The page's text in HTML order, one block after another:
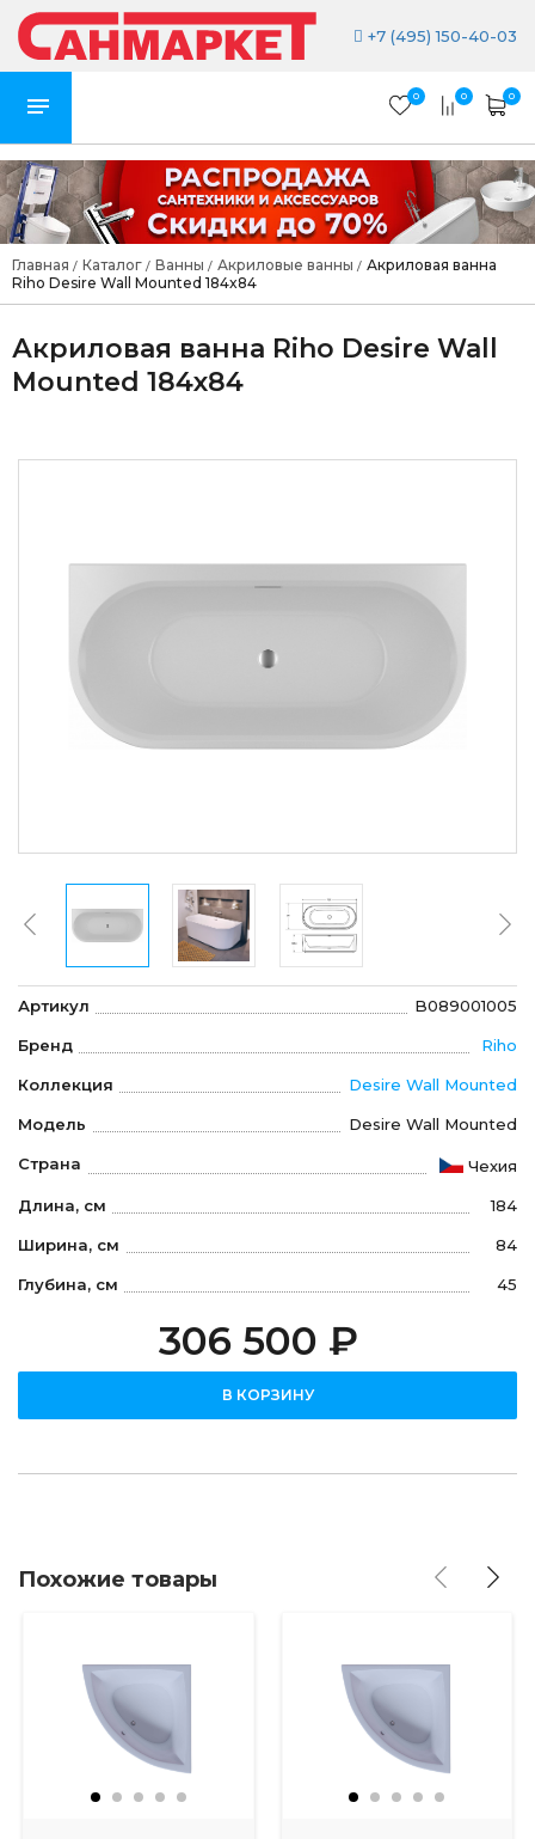
+7 (495) 150-40-03
0 0 0
Главная / Каталог / Ванны / Акриловые ванны / Акриловая ванна
Riho Desire Wall Mounted 184x84
Акриловая ванна Riho Desire Wall
Mounted 184x84
Артикул B089001005
Бренд Riho
Коллекция Desire Wall Mounted
Модель Desire Wall Mounted
Страна Чехия
Длина, см 184
Ширина, см 84
Глубина, см 45
306 500 ₽
В КОРЗИНУ
Похожие товары